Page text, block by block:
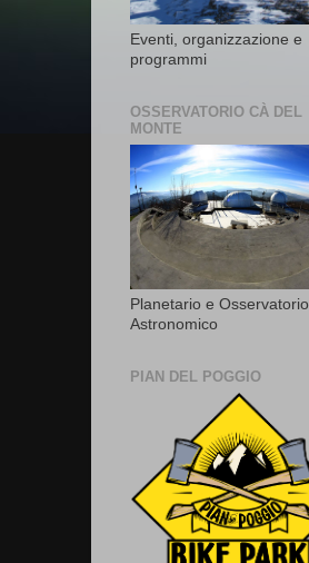
Eventi, organizzazione e
programmi
OSSERVATORIO CÀ DEL
MONTE
Planetario e Osservatorio
Astronomico
PIAN DEL POGGIO